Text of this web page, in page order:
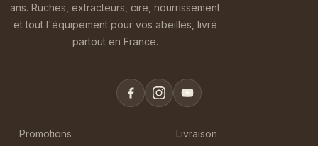
ans. Ruches, extracteurs, cire, nourrissement
et tout l'équipement pour vos abeilles, livré
partout en France.
Promotions
Livraison